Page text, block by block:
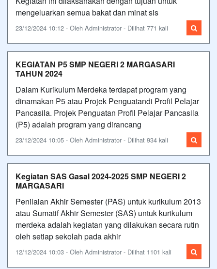
mengeluarkan semua bakat dan minat sis
23/12/2024 10:12 - Oleh Administrator - Dilihat 771 kali
KEGIATAN P5 SMP NEGERI 2 MARGASARI
TAHUN 2024
Dalam Kurikulum Merdeka terdapat program yang
dinamakan P5 atau Projek Penguatandi Profil Pelajar
Pancasila. Projek Penguatan Profil Pelajar Pancasila
(P5) adalah program yang dirancang
23/12/2024 10:05 - Oleh Administrator - Dilihat 934 kali
Kegiatan SAS Gasal 2024-2025 SMP NEGERI 2
MARGASARI
Penilaian Akhir Semester (PAS) untuk kurikulum 2013
atau Sumatif Akhir Semester (SAS) untuk kurikulum
merdeka adalah kegiatan yang dilakukan secara rutin
oleh setiap sekolah pada akhir
12/12/2024 10:03 - Oleh Administrator - Dilihat 1101 kali